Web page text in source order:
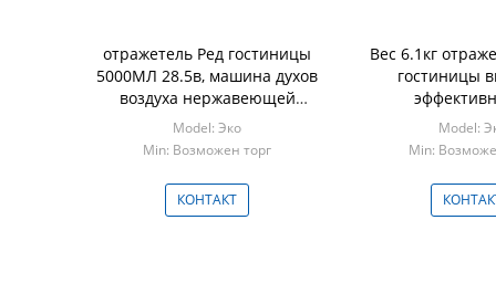
отражетель Ред гостиницы
5000МЛ 28.5в, машина духов
воздуха нержавеющей
стали с паролем
Model: Эко
Min: Возможен торг
КОНТАКТ
Вес 6.1кг
гостиницы
малошумный
легкий для
Model:
Min: